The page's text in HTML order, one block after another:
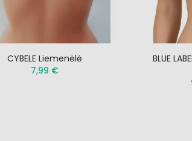
CYBELE Liemenėlė
7,99 €
BLUE